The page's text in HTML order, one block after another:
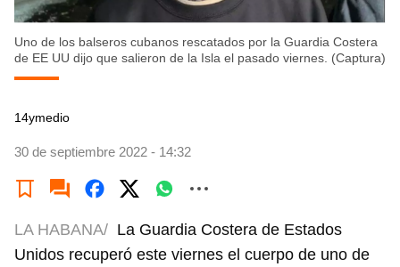
Uno de los balseros cubanos rescatados por la Guardia Costera
de EE UU dijo que salieron de la Isla el pasado viernes. (Captura)
14ymedio
30 de septiembre 2022 - 14:32
LA HABANA/ La Guardia Costera de Estados
Unidos recuperó este viernes el cuerpo de uno de